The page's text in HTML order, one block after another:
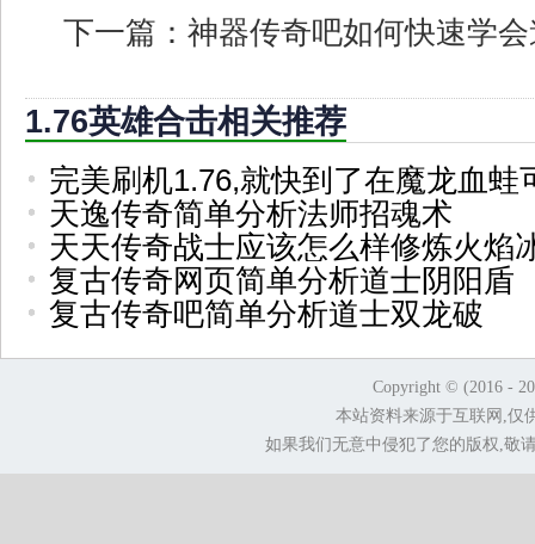
下一篇： 神器传奇吧如何快速学
1.76英雄合击相关推荐
完美刷机1.76,就快到了在魔龙血蛙
天逸传奇简单分析法师招魂术
天天传奇战士应该怎么样修炼火焰
复古传奇网页简单分析道士阴阳盾
复古传奇吧简单分析道士双龙破
Copyright © (2016 -
本站资料来源于互联网,仅
如果我们无意中侵犯了您的版权,敬